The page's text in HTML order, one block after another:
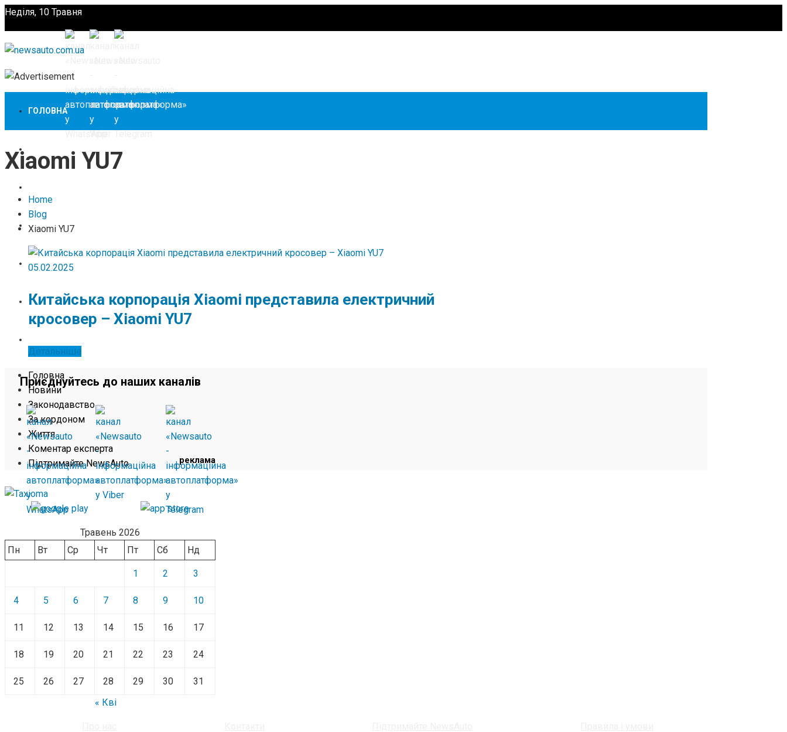
Неділя, 10 Травня
ГОЛОВНА
ЗА КОРДОНОМ
ЖИТТЯ
КОМЕНТАР ЕКСПЕРТА
Головна
Новини
Законодавство
За кордоном
Життя
Коментар експерта
Підтримайте NewsAuto
Xiaomi YU7
Home
Blog
Xiaomi YU7
05.02.2025
Китайська корпорація Xiaomi представила електричний
кросовер – Xiaomi YU7
Детальніше
Приєднуйтесь до наших каналів
реклама
Травень 2026
Пн
Вт Ср Чт Пт Сб Нд
1 2 3
4 5 6 7 8 9 10
11 12 13 14 15 16 17
18 19 20 21 22 23 24
25 26 27 28 29 30
31
« Кві